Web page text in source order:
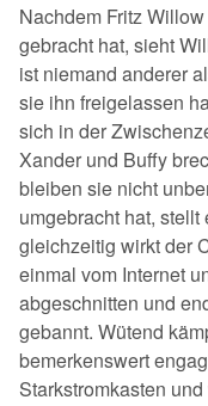
Nachdem Fritz
gebracht hat, sieht
ist niemand anderer
sie ihn freigelassen
sich in der
Xander und Buffy
bleiben sie nicht
umgebracht hat,
gleichzeitig wirkt der
einmal vom Internet
abgeschnitten und
gebannt. Wütend
bemerkenswert
Starkstromkasten